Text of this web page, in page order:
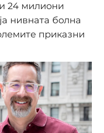
24 милиони
нивната болна
приказни